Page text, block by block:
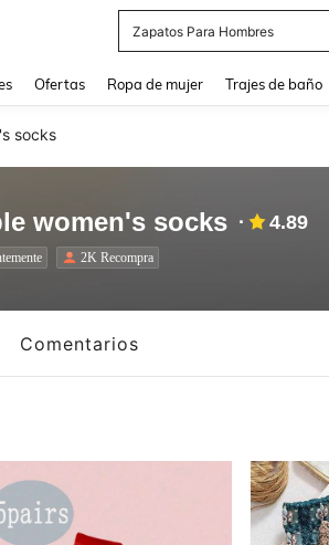
Zapatos Para Hombres
Ofertas Ropa de mujer Trajes de baño
socks
women's socks 4.89
2K Recompra
Comentarios